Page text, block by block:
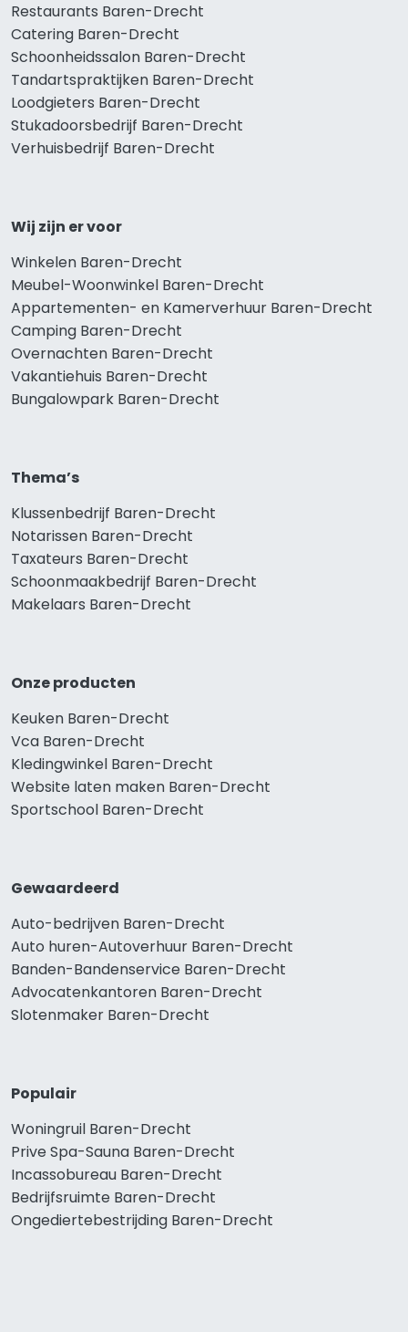
Restaurants Baren-Drecht
Catering Baren-Drecht
Schoonheidssalon Baren-Drecht
Tandartspraktijken Baren-Drecht
Loodgieters Baren-Drecht
Stukadoorsbedrijf Baren-Drecht
Verhuisbedrijf Baren-Drecht
Wij zijn er voor
Winkelen Baren-Drecht
Meubel-Woonwinkel Baren-Drecht
Appartementen- en Kamerverhuur Baren-Drecht
Camping Baren-Drecht
Overnachten Baren-Drecht
Vakantiehuis Baren-Drecht
Bungalowpark Baren-Drecht
Thema’s
Klussenbedrijf Baren-Drecht
Notarissen Baren-Drecht
Taxateurs Baren-Drecht
Schoonmaakbedrijf Baren-Drecht
Makelaars Baren-Drecht
Onze producten
Keuken Baren-Drecht
Vca Baren-Drecht
Kledingwinkel Baren-Drecht
Website laten maken Baren-Drecht
Sportschool Baren-Drecht
Gewaardeerd
Auto-bedrijven Baren-Drecht
Auto huren-Autoverhuur Baren-Drecht
Banden-Bandenservice Baren-Drecht
Advocatenkantoren Baren-Drecht
Slotenmaker Baren-Drecht
Populair
Woningruil Baren-Drecht
Prive Spa-Sauna Baren-Drecht
Incassobureau Baren-Drecht
Bedrijfsruimte Baren-Drecht
Ongediertebestrijding Baren-Drecht